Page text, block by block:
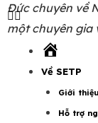
Về SETP
Giới thiệu
Hỗ trợ
Đức chuyên về
một chuyên gia
lượng tái tạo